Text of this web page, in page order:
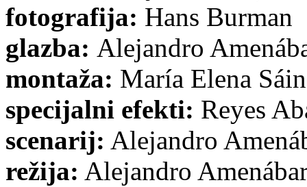
fotografija: Hans Burman
glazba: Alejandro
montaža: María Elena
specijalni efekti: Reyes
scenarij: Alejandro
režija: Alejandro